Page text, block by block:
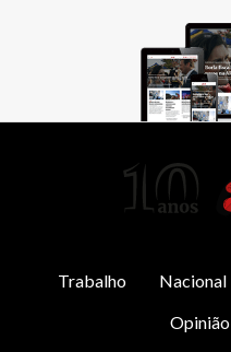
Trabalho Nacional
Opinião